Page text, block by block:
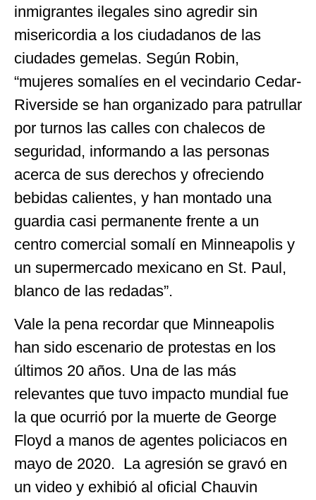
inmigrantes ilegales sino agredir sin
misericordia a los ciudadanos de las
ciudades gemelas. Según Robin,
“mujeres somalíes en el vecindario Cedar-
Riverside se han organizado para patrullar
por turnos las calles con chalecos de
seguridad, informando a las personas
acerca de sus derechos y ofreciendo
bebidas calientes, y han montado una
guardia casi permanente frente a un
centro comercial somalí en Minneapolis y
un supermercado mexicano en St. Paul,
blanco de las redadas”.
Vale la pena recordar que Minneapolis
han sido escenario de protestas en los
últimos 20 años. Una de las más
relevantes que tuvo impacto mundial fue
la que ocurrió por la muerte de George
Floyd a manos de agentes policiacos en
mayo de 2020. La agresión se gravó en
un video y exhibió al oficial Chauvin